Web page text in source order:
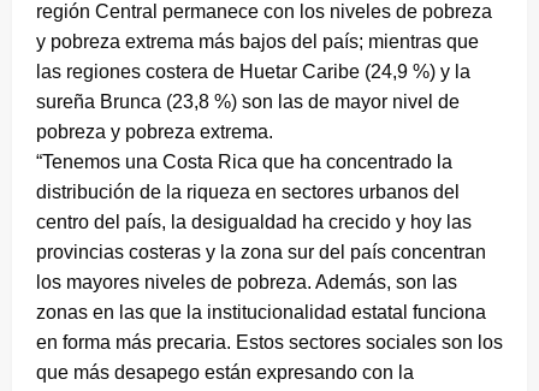
región Central permanece con los niveles de pobreza
y pobreza extrema más bajos del país; mientras que
las regiones costera de Huetar Caribe (24,9 %) y la
sureña Brunca (23,8 %) son las de mayor nivel de
pobreza y pobreza extrema.
“Tenemos una Costa Rica que ha concentrado la
distribución de la riqueza en sectores urbanos del
centro del país, la desigualdad ha crecido y hoy las
provincias costeras y la zona sur del país concentran
los mayores niveles de pobreza. Además, son las
zonas en las que la institucionalidad estatal funciona
en forma más precaria. Estos sectores sociales son los
que más desapego están expresando con la